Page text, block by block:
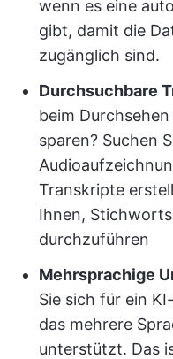
wenn es eine
gibt, damit die
zugänglich sind.
Durchsuchbare
beim
sparen? Suchen
Transkripte
Ihnen,
durchzuführen
Mehrsprachige
Sie sich für ein
das mehrere
unterstützt. Das